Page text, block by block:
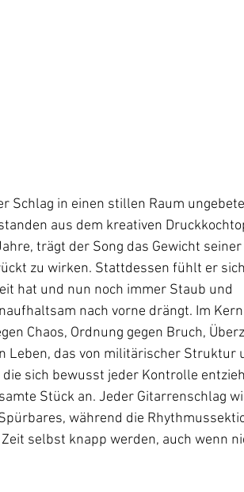
Schlag in einen stillen Raum
aus dem kreativen
trägt der Song das Gewicht seiner
zu wirken. Stattdessen fühlt er
hat und nun noch immer Staub und
nach vorne drängt. Im
Chaos, Ordnung gegen Bruch,
Leben, das von militärischer Struktur
sich bewusst jeder Kontrolle
Stück an. Jeder Gitarrenschlag
während die
selbst knapp werden, auch wenn